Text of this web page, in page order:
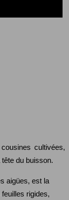
cultivées,
du buisson.
aigües, est la
rigides,